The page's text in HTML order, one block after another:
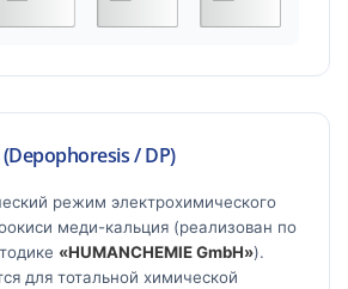
/ DP)
режим электрохимического
меди-кальция (реализован по
«HUMANCHEMIE GmbH»).
для тотальной химической